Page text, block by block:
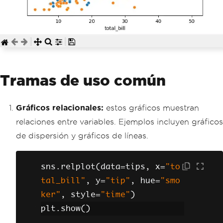
Tramas de uso común
Gráficos relacionales: estos gráficos muestran
relaciones entre variables. Ejemplos incluyen gráficos
de dispersión y gráficos de líneas.
sns . relplot( data=tips , x="to
tal_bill" , y="tip" , hue="smo
ker" , style="time" )
plt . show()